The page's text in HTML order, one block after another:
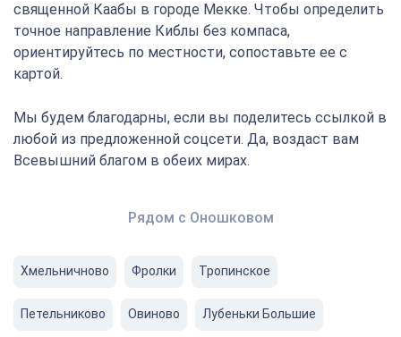
священной Каабы в городе Мекке. Чтобы определить
точное направление Киблы без компаса,
ориентируйтесь по местности, сопоставьте ее с
картой.
Мы будем благодарны, если вы поделитесь ссылкой в
любой из предложенной соцсети. Да, воздаст вам
Всевышний благом в обеих мирах.
Рядом с Оношковом
Хмельничново Фролки Тропинское
Петельниково Овиново Лубеньки Большие